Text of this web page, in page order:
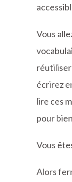
Vous
réutiliser
écrirez
lire ces
pour
Vous
Alors